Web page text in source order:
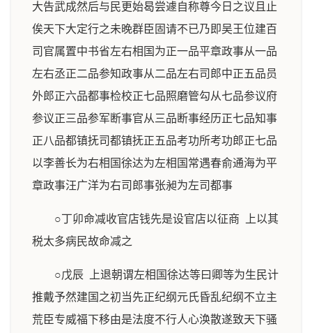
大告武成然后与民更始曷尝遽自称尊今日之议且止
俟天下大定行之未晚群臣固请不已乃即吴王位建百
司官属置中书省左右相国为正一品平章政事从一品
左右丞正二品参知政事从二品左右司郎中正五品员
外郎正六品都事检校正七品照磨管勾从七品参议府
参议正三品参军断事官从三品断事经历正七品知事
正八品都镇抚司都镇抚正五品考功所考功郎正七品
以李善长为右相国徐达为左相国常遇春俞通海为平
章政事汪广洋为右司郎事张昶为左司都事
○丁卯命减收官店钱先是设官店以征商 上以其
税太多病民故命减之
○戊辰 上退朝谓左相国徐达等曰卿等为生民计
推戴予然建国之初当先正纪纲元氏昏乱纪纲不立主
荒臣专威福下移由是法度不行人心涣散遂致天下骚